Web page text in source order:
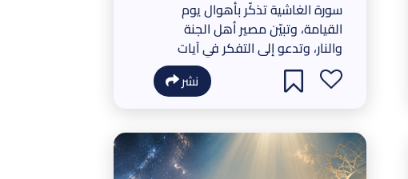
سورة الغاشية تذكّر بأهوال يوم
القيامة، وتبيّن مصير أهل الجنة
والنار، وتدعو إلى التفكر في آيات
الله والاستعداد للآخرة.
نشر